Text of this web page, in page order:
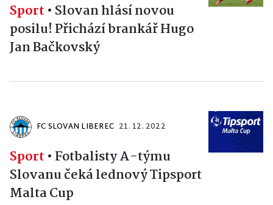
Sport • Slovan hlásí novou
posilu! Přichází brankář Hugo
Jan Bačkovský
FC SLOVAN LIBEREC 21. 12. 2022
Sport • Fotbalisty A-týmu
Slovanu čeká lednový Tipsport
Malta Cup